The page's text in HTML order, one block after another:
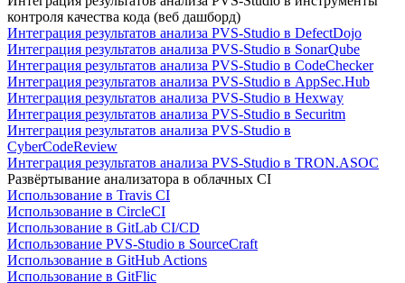
контроля качества кода (веб дашборд)
Интеграция результатов анализа PVS-Studio в DefectDojo
Интеграция результатов анализа PVS-Studio в SonarQube
Интеграция результатов анализа PVS-Studio в CodeChecker
Интеграция результатов анализа PVS-Studio в AppSec.Hub
Интеграция результатов анализа PVS-Studio в Hexway
Интеграция результатов анализа PVS-Studio в Securitm
Интеграция результатов анализа PVS-Studio в
CyberCodeReview
Интеграция результатов анализа PVS-Studio в TRON.ASOC
Развёртывание анализатора в облачных CI
Использование в Travis CI
Использование в CircleCI
Использование в GitLab CI/CD
Использование PVS-Studio в SourceCraft
Использование в GitHub Actions
Использование в GitFlic